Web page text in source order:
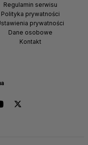
Regulamin serwisu
Polityka prywatności
prywatności
Dane osobowe
Kontakt